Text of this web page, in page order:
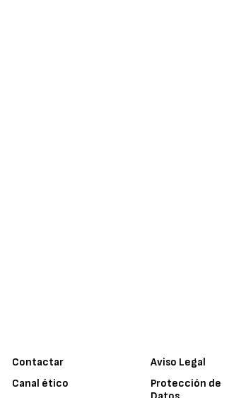
Contactar
Canal ético
Aviso Legal
Protección de